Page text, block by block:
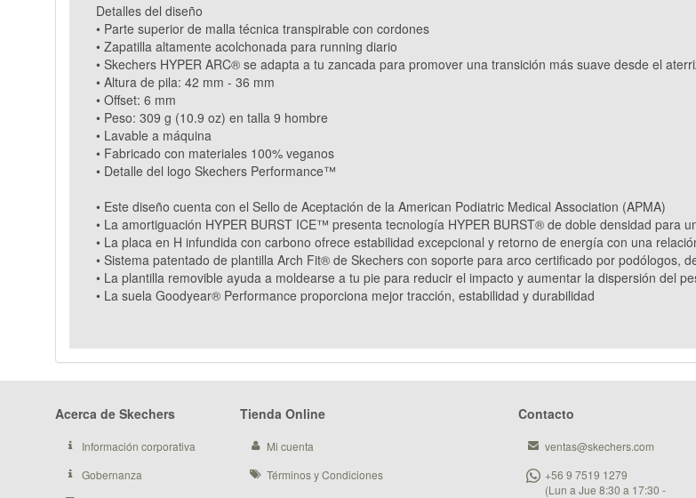
Detalles del diseño
• Parte superior de malla técnica transpirable con cordones
• Zapatilla altamente acolchonada para running diario
• Skechers HYPER ARC® se adapta a tu zancada para promover una transición más suave desde el
• Altura de pila: 42 mm - 36 mm
• Offset: 6 mm
• Peso: 309 g (10.9 oz) en talla 9 hombre
• Lavable a máquina
• Fabricado con materiales 100% veganos
• Detalle del logo Skechers Performance™
• Este diseño cuenta con el Sello de Aceptación de la American Podiatric Medical Association (APMA)
• La amortiguación HYPER BURST ICE™ presenta tecnología HYPER BURST® de doble densidad para
• La placa en H infundida con carbono ofrece estabilidad excepcional y retorno de energía con una
• Sistema patentado de plantilla Arch Fit® de Skechers con soporte para arco certificado por podólogos,
• La plantilla removible ayuda a moldearse a tu pie para reducir el impacto y aumentar la dispersión del
• La suela Goodyear® Performance proporciona mejor tracción, estabilidad y durabilidad
Acerca de Skechers
Información corporativa
Gobernanza
Tienda Online
Mi cuenta
Términos y Condiciones
Contacto
ventas@skechers.com
+56 9 7519 1279
(Lun a Jue 8:30 a 17:30 -